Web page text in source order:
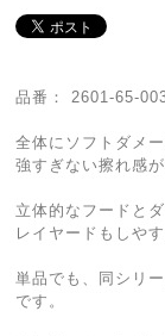
品番： 2601-65-
全体にソフトダメ
強すぎない擦れ感
立体的なフードと
レイヤードもしや
単品でも、同シリ
です。